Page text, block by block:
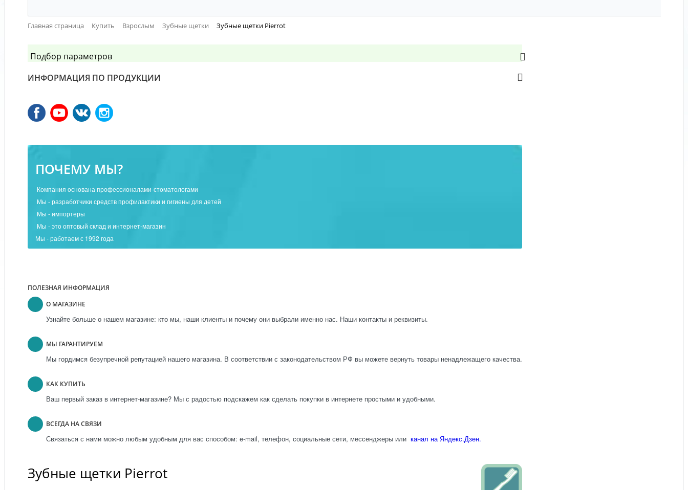
Главная страница Купить Взрослым Зубные щетки Зубные щетки Pierrot
Подбор параметров
ИНФОРМАЦИЯ ПО ПРОДУКЦИИ
ПОЧЕМУ МЫ?
Компания основана профессионалами-стоматологами
Мы - разработчики средств профилактики и гигиены для детей
Мы - импортеры
Мы - это оптовый склад и интернет-магазин
Мы - работаем с 1992 года
ПОЛЕЗНАЯ ИНФОРМАЦИЯ
О МАГАЗИНЕ
Узнайте больше о нашем магазине: кто мы, наши клиенты и почему они выбрали именно нас. Наши контакты и реквизиты.
МЫ ГАРАНТИРУЕМ
Мы гордимся безупречной репутацией нашего магазина. В соответствии с законодательством РФ вы можете вернуть товары ненадлежащего качества.
КАК КУПИТЬ
Ваш первый заказ в интернет-магазине? Мы с радостью подскажем как сделать покупки в интернете простыми и удобными.
ВСЕГДА НА СВЯЗИ
Связаться с нами можно любым удобным для вас способом: e-mail, телефон, социальные сети, мессенджеры или канал на Яндекс.Дзен.
Зубные щетки Pierrot